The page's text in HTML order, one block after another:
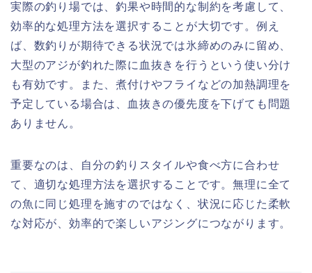
実際の釣り場では、釣果や時間的な制約を考慮して、
効率的な処理方法を選択することが大切です。例え
ば、数釣りが期待できる状況では氷締めのみに留め、
大型のアジが釣れた際に血抜きを行うという使い分け
も有効です。また、煮付けやフライなどの加熱調理を
予定している場合は、血抜きの優先度を下げても問題
ありません。
重要なのは、自分の釣りスタイルや食べ方に合わせ
て、適切な処理方法を選択することです。無理に全て
の魚に同じ処理を施すのではなく、状況に応じた柔軟
な対応が、効率的で楽しいアジングにつながります。